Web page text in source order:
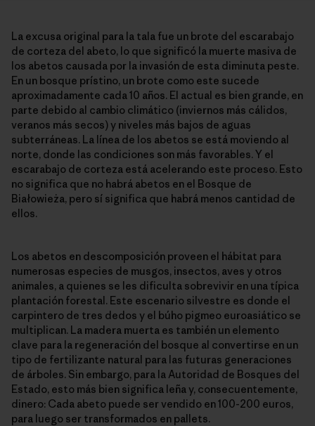
La excusa original para la tala fue un brote del escarabajo
de corteza del abeto, lo que significó la muerte masiva de
los abetos causada por la invasión de esta diminuta peste.
En un bosque prístino, un brote como este sucede
aproximadamente cada 10 años. El actual es bien grande, en
parte debido al cambio climático (inviernos más cálidos,
veranos más secos) y niveles más bajos de aguas
subterráneas. La línea de los abetos se está moviendo al
norte, donde las condiciones son más favorables. Y el
escarabajo de corteza está acelerando este proceso. Esto
no significa que no habrá abetos en el Bosque de
Białowieża, pero sí significa que habrá menos cantidad de
ellos.
Los abetos en descomposición proveen el hábitat para
numerosas especies de musgos, insectos, aves y otros
animales, a quienes se les dificulta sobrevivir en una típica
plantación forestal. Este escenario silvestre es donde el
carpintero de tres dedos y el búho pigmeo euroasiático se
multiplican. La madera muerta es también un elemento
clave para la regeneración del bosque al convertirse en un
tipo de fertilizante natural para las futuras generaciones
de árboles. Sin embargo, para la Autoridad de Bosques del
Estado, esto más bien significa leña y, consecuentemente,
dinero: Cada abeto puede ser vendido en 100-200 euros,
para luego ser transformados en pallets.